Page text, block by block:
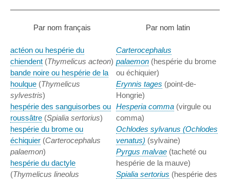
Par nom français Par nom latin
actéon ou hespérie du
chiendent (Thymelicus acteon)
bande noire ou hespérie de la
houlque (Thymelicus
sylvestris)
hespérie des sanguisorbes ou
roussâtre (Spialia sertorius)
hespérie du brome ou
échiquier (Carterocephalus
palaemon)
hespérie du dactyle
(Thymelicus lineolus
Carterocephalus
palaemon (hespérie du brome
ou échiquier)
Erynnis tages (point-de-
Hongrie)
Hesperia comma (virgule ou
comma)
Ochlodes sylvanus (Ochlodes
venatus) (sylvaine)
Pyrgus malvae (tacheté ou
hespérie de la mauve)
Spialia sertorius (hespérie des